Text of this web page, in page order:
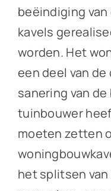
beëindiging
kavels
worden. Het
een deel van
sanering van
tuinbouwer
moeten zetten
het splitsen